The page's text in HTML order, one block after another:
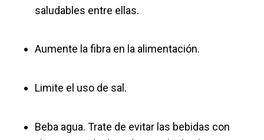
saludables entre ellas.
Aumente la fibra en la alimentación.
Limite el uso de sal.
Beba agua. Trate de evitar las bebidas con